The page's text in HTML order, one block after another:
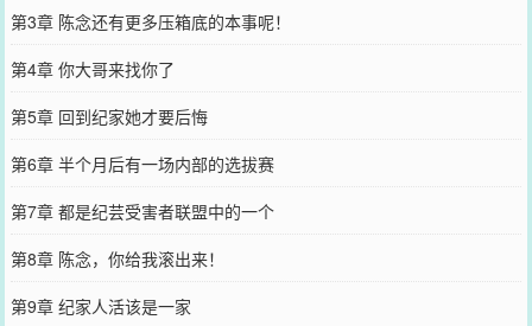
第3章 陈念还有更多压箱底的本事呢！
第4章 你大哥来找你了
第5章 回到纪家她才要后悔
第6章 半个月后有一场内部的选拔赛
第7章 都是纪芸受害者联盟中的一个
第8章 陈念，你给我滚出来！
第9章 纪家人活该是一家